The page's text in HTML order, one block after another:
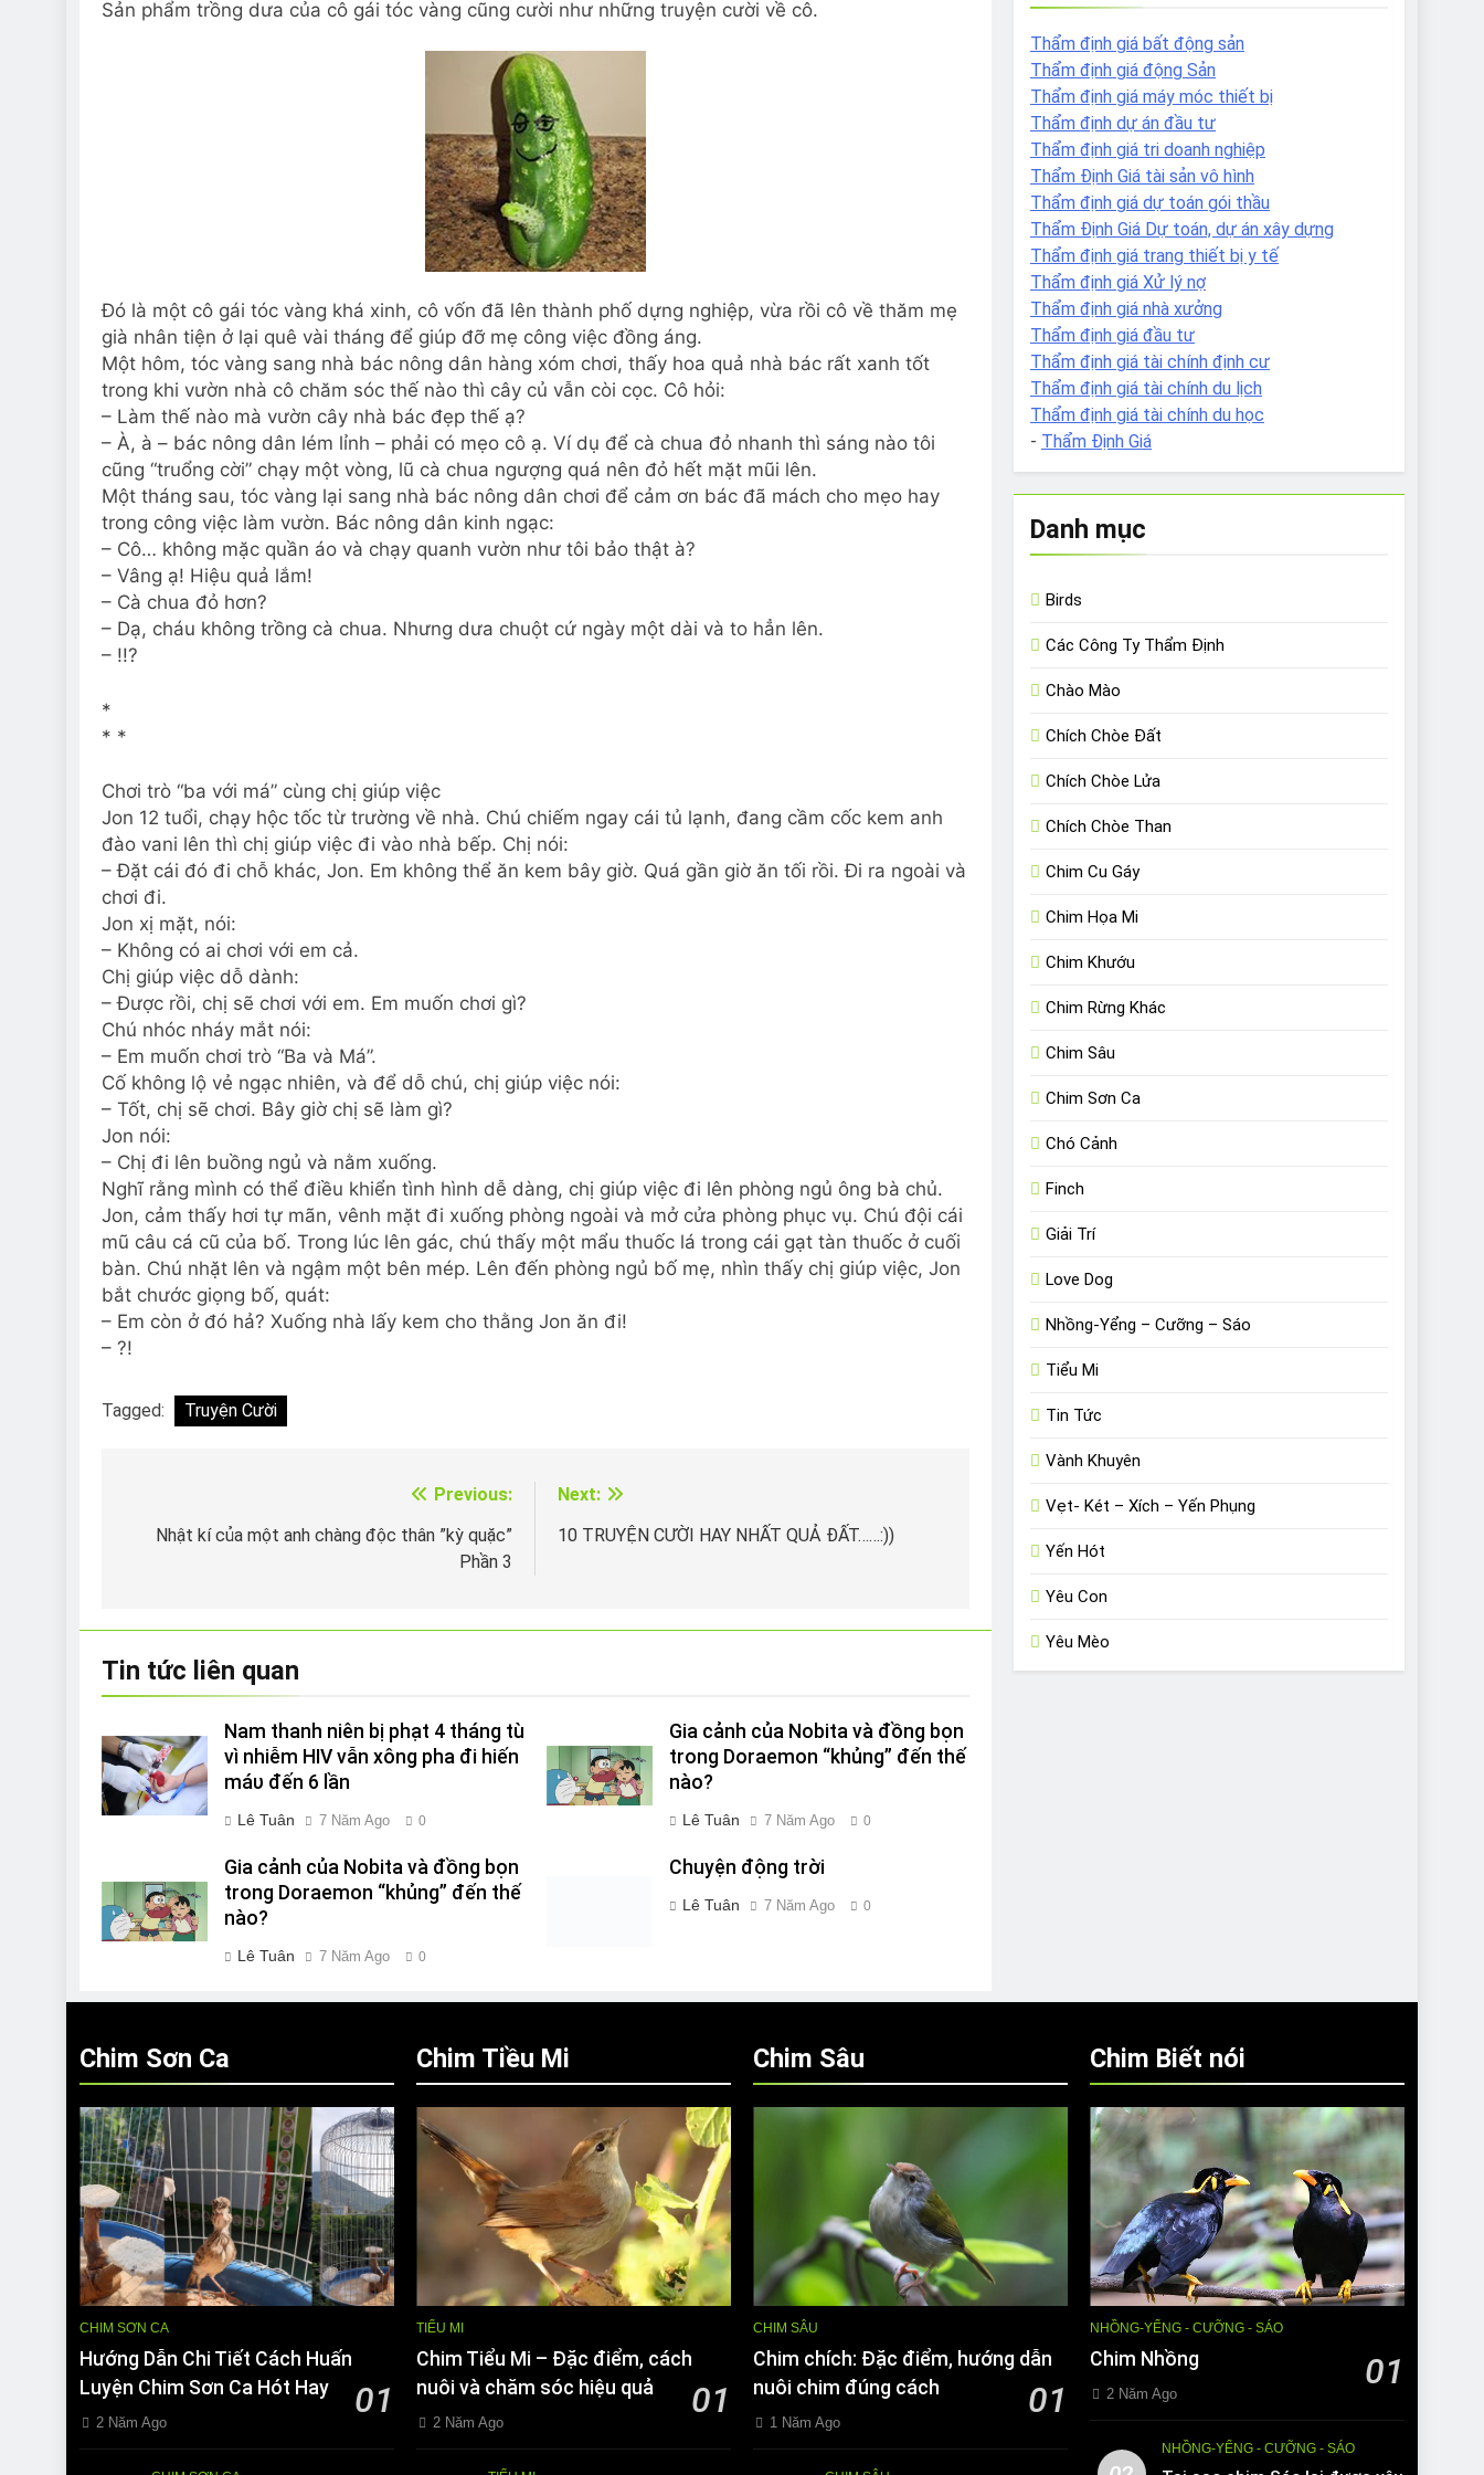
Sản phẩm trồng dưa của cô gái tóc vàng cũng cười như những truyện cười về cô.
Đó là một cô gái tóc vàng khá xinh, cô vốn đã lên thành phố dựng nghiệp, vừa rồi cô về thăm mẹ
già nhân tiện ở lại quê vài tháng để giúp đỡ mẹ công việc đồng áng.
Một hôm, tóc vàng sang nhà bác nông dân hàng xóm chơi, thấy hoa quả nhà bác rất xanh tốt
trong khi vườn nhà cô chăm sóc thế nào thì cây củ vẫn còi cọc. Cô hỏi:
– Làm thế nào mà vườn cây nhà bác đẹp thế ạ?
– À, à – bác nông dân lém lỉnh – phải có mẹo cô ạ. Ví dụ để cà chua đỏ nhanh thì sáng nào tôi
cũng “truổng cời” chạy một vòng, lũ cà chua ngượng quá nên đỏ hết mặt mũi lên.
Một tháng sau, tóc vàng lại sang nhà bác nông dân chơi để cảm ơn bác đã mách cho mẹo hay
trong công việc làm vườn. Bác nông dân kinh ngạc:
– Cô… không mặc quần áo và chạy quanh vườn như tôi bảo thật à?
– Vâng ạ! Hiệu quả lắm!
– Cà chua đỏ hơn?
– Dạ, cháu không trồng cà chua. Nhưng dưa chuột cứ ngày một dài và to hẳn lên.
– !!?
*
* *
Chơi trò “ba với má” cùng chị giúp việc
Jon 12 tuổi, chạy hộc tốc từ trường về nhà. Chú chiếm ngay cái tủ lạnh, đang cầm cốc kem anh
đào vani lên thì chị giúp việc đi vào nhà bếp. Chị nói:
– Đặt cái đó đi chỗ khác, Jon. Em không thể ăn kem bây giờ. Quá gần giờ ăn tối rồi. Đi ra ngoài và
chơi đi.
Jon xị mặt, nói:
– Không có ai chơi với em cả.
Chị giúp việc dỗ dành:
– Được rồi, chị sẽ chơi với em. Em muốn chơi gì?
Chú nhóc nháy mắt nói:
– Em muốn chơi trò “Ba và Má”.
Cố không lộ vẻ ngạc nhiên, và để dỗ chú, chị giúp việc nói:
– Tốt, chị sẽ chơi. Bây giờ chị sẽ làm gì?
Jon nói:
– Chị đi lên buồng ngủ và nằm xuống.
Nghĩ rằng mình có thể điều khiển tình hình dễ dàng, chị giúp việc đi lên phòng ngủ ông bà chủ.
Jon, cảm thấy hơi tự mãn, vênh mặt đi xuống phòng ngoài và mở cửa phòng phục vụ. Chú đội cái
mũ câu cá cũ của bố. Trong lúc lên gác, chú thấy một mẩu thuốc lá trong cái gạt tàn thuốc ở cuối
bàn. Chú nhặt lên và ngậm một bên mép. Lên đến phòng ngủ bố mẹ, nhìn thấy chị giúp việc, Jon
bắt chước giọng bố, quát:
– Em còn ở đó hả? Xuống nhà lấy kem cho thằng Jon ăn đi!
– ?!
Tagged: Truyện Cười
hướng
Previous:
Nhật kí của một anh chàng độc thân ”kỳ quặc”
Phần 3
Next:
10 TRUYỆN CƯỜI HAY NHẤT QUẢ ĐẤT……:))
Tin tức liên quan
Nam thanh niên bị phạt 4 tháng tù
vì nhiễm HIV vẫn xông pha đi hiến
máυ đến 6 lần
Lê Tuân 7 Năm Ago 0
Gia cảnh của Nobita và đồng bọn
trong Doraemon “khủng” đến thế
nào?
Lê Tuân 7 Năm Ago 0
Gia cảnh của Nobita và đồng bọn
trong Doraemon “khủng” đến thế
nào?
Lê Tuân 7 Năm Ago 0
Chuyện động trời
Lê Tuân 7 Năm Ago 0
Thẩm định giá bất động sản
Thẩm định giá động Sản
Thẩm định giá máy móc thiết bị
Thẩm định dự án đầu tư
Thẩm định giá tri doanh nghiệp
Thẩm Định Giá tài sản vô hình
Thẩm định giá dự toán gói thầu
Thẩm Định Giá Dự toán, dự án xây dựng
Thẩm định giá trang thiết bị y tế
Thẩm định giá Xử lý nợ
Thẩm định giá nhà xưởng
Thẩm định giá đầu tư
Thẩm định giá tài chính định cư
Thẩm định giá tài chính du lịch
Thẩm định giá tài chính du học
- Thẩm Định Giá
Danh mục
Birds
Các Công Ty Thẩm Định
Chào Mào
Chích Chòe Đất
Chích Chòe Lửa
Chích Chòe Than
Chim Cu Gáy
Chim Họa Mi
Chim Khướu
Chim Rừng Khác
Chim Sâu
Chim Sơn Ca
Chó Cảnh
Finch
Giải Trí
Love Dog
Nhồng-Yểng – Cưỡng – Sáo
Tiểu Mi
Tin Tức
Vành Khuyên
Vẹt- Két – Xích – Yến Phụng
Yến Hót
Yêu Con
Yêu Mèo
Chim Sơn Ca
CHIM SƠN CA
Hướng Dẫn Chi Tiết Cách Huấn
Luyện Chim Sơn Ca Hót Hay
01
2 Năm Ago
Chim Tiều Mi
TIỂU MI
Chim Tiểu Mi – Đặc điểm, cách
nuôi và chăm sóc hiệu quả
01
2 Năm Ago
Chim Sâu
CHIM SÂU
Chim chích: Đặc điểm, hướng dẫn
nuôi chim đúng cách
01
1 Năm Ago
Chim Biết nói
NHỒNG-YỂNG - CƯỠNG - SÁO
Chim Nhồng 01
2 Năm Ago
NHỒNG-YỂNG - CƯỠNG - SÁO